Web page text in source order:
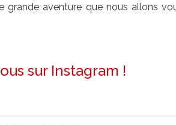
grande aventure que nous allons
sur Instagram !